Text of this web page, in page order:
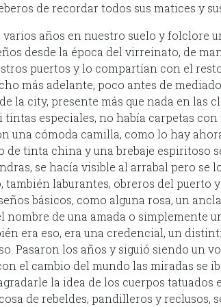
de recordar todos sus matices y
varios años en nuestro suelo y folclore
desde la época del virreinato, de
puertos y lo compartían con el
más adelante, poco antes de
la city, presente más que nada en las
tintas especiales, no había carpetas
una cómoda camilla, como lo hay
de tinta china y una brebaje espiritoso
se hacía visible al arrabal pero se
también laburantes, obreros del puerto
básicos, como alguna rosa, un
nombre de una amada o simplemente
era eso, era una credencial, un
Pasaron los años y siguió siendo un
el cambio del mundo las miradas se
la idea de los cuerpos
de rebeldes, pandilleros y reclusos,